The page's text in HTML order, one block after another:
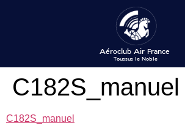
C182S_manuel
C182S_manuel